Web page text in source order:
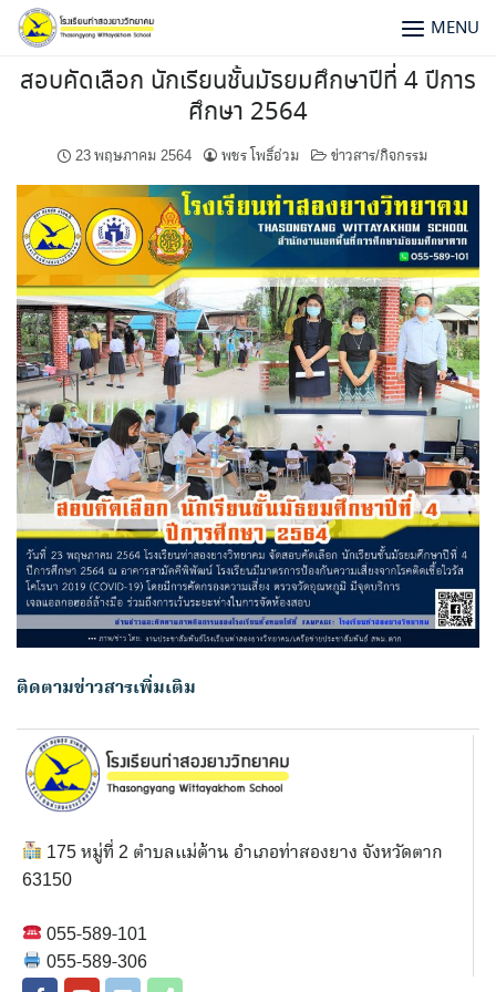
MENU
สอบคัดเลือก นักเรียนชั้นมัธยมศึกษาปีที่ 4 ปีการ
ศึกษา 2564
23 พฤษภาคม 2564 พชร โพธิ์อ่วม ข่าวสาร/กิจกรรม
ติดตามข่าวสารเพิ่มเติม
175 หมู่ที่ 2 ตำบลแม่ต้าน อำเภอท่าสองยาง จังหวัดตาก
63150
055-589-101
055-589-306